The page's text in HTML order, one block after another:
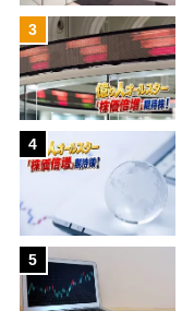
3
4
5